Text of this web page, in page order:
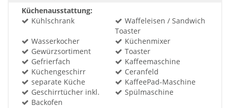
Küchenausstattung:
Kühlschrank
Waffeleisen / Sandwich
Toaster
Wasserkocher
Küchenmixer
Gewürzsortiment
Toaster
Gefrierfach
Kaffeemaschine
Küchengeschirr
Ceranfeld
separate Küche
KaffeePad-Maschine
Geschirrtücher inkl.
Spülmaschine
Backofen